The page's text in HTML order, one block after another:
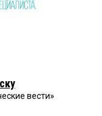
вести»